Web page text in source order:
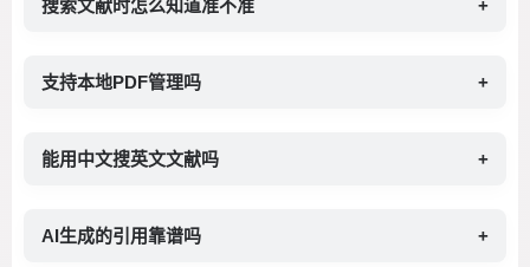
搜索文献时怎么知道准不准 +
支持本地PDF管理吗 +
能用中文搜英文文献吗 +
AI生成的引用靠谱吗 +